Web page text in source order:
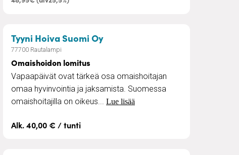
Tyyni Hoiva Suomi Oy– Omaishoidon lomitus
77700 Rautalampi
Omaishoidon lomitus
Vapaapäivät ovat tärkeä osa omaishoitajan
omaa hyvinvointia ja jaksamista. Suomessa
omaishoitajilla on oikeus... Lue lisää
Alk. 40,00 € / tunti